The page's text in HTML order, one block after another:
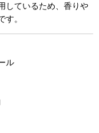
しているため、香りや
。
ル